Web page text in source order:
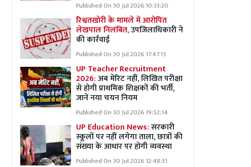
Published On 30 Jul 2026 10:33:20
रिश्वतखोरी के मामले में आरोपित
लेखपाल निलंबित,उपजिलाधिकारी ने
की कार्रवाई
Published On 30 Jul 2026 17:47:15
UP Teacher Recruitment
2026:अब मेरिट नहीं, लिखित परीक्षा
से होगी प्राथमिक शिक्षकों की भर्ती,
जानें नया चयन नियम
Published On 30 Jul 2026 19:52:14
UP Education News:सरकारी
स्कूलों पर नहीं लगेगा ताला, छात्रों की
संख्या के आधार पर होगी व्यवस्था
Published On 30 Jul 2026 12:48:31